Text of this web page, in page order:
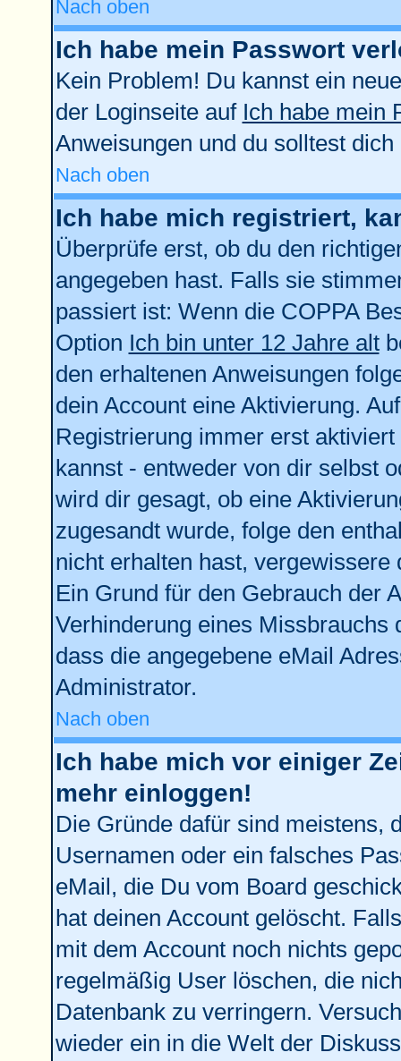
Nach oben
Ich habe mein Passwort
Kein Problem! Du kannst ein
der Loginseite auf Ich habe mein
Anweisungen und du solltest
Nach oben
Ich habe mich registriert,
Überprüfe erst, ob du den
angegeben hast. Falls sie
passiert ist: Wenn die COPPA
Option Ich bin unter 12 Jahre alt
den erhaltenen Anweisungen
dein Account eine Aktivierung.
Registrierung immer erst
kannst - entweder von dir selbst
wird dir gesagt, ob eine
zugesandt wurde, folge den
nicht erhalten hast,
Ein Grund für den Gebrauch der
Verhinderung eines
dass die angegebene eMail
Administrator.
Nach oben
Ich habe mich vor einiger
mehr einloggen!
Die Gründe dafür sind meistens,
Usernamen oder ein falsches
eMail, die Du vom Board
hat deinen Account gelöscht.
mit dem Account noch nichts
regelmäßig User löschen, die
Datenbank zu verringern.
wieder ein in die Welt der